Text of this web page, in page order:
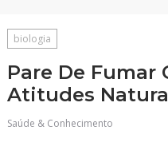
biologia
Pare De Fumar
Atitudes
Saúde & Conhecimento